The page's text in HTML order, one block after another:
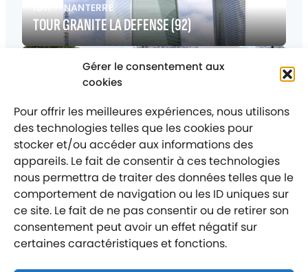
Gérer le consentement aux
cookies
Pour offrir les meilleures expériences, nous utilisons
des technologies telles que les cookies pour
stocker et/ou accéder aux informations des
appareils. Le fait de consentir à ces technologies
nous permettra de traiter des données telles que le
comportement de navigation ou les ID uniques sur
ce site. Le fait de ne pas consentir ou de retirer son
consentement peut avoir un effet négatif sur
certaines caractéristiques et fonctions.
NANTERRE
TOUR GRANITE LA DEFENSE (92)
ADMINISTRATION ET TERTIAIRE, IGH, TRAVAUX
D'AMÉNAGEMENT–
Mentions légales
Politique de confidentialité
Labellisé entreprise engagée